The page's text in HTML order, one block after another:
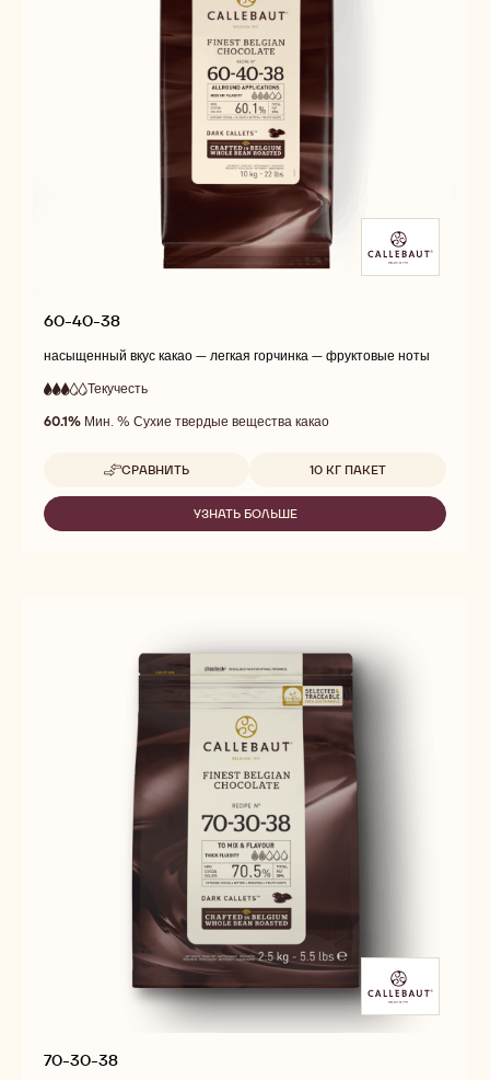
60-40-38
насыщенный вкус какао — легкая горчинка — фруктовые ноты
3
out
Текучесть
текучесть
60.1% Мин. % Сухие твердые вещества какао
СРАВНИТЬ
-
60-
38
Доступные размеры
10 КГ ПАКЕТ
УЗНАТЬ БОЛЬШЕ
-
70-30-38